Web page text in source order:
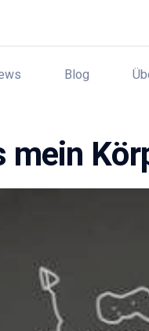
Blog